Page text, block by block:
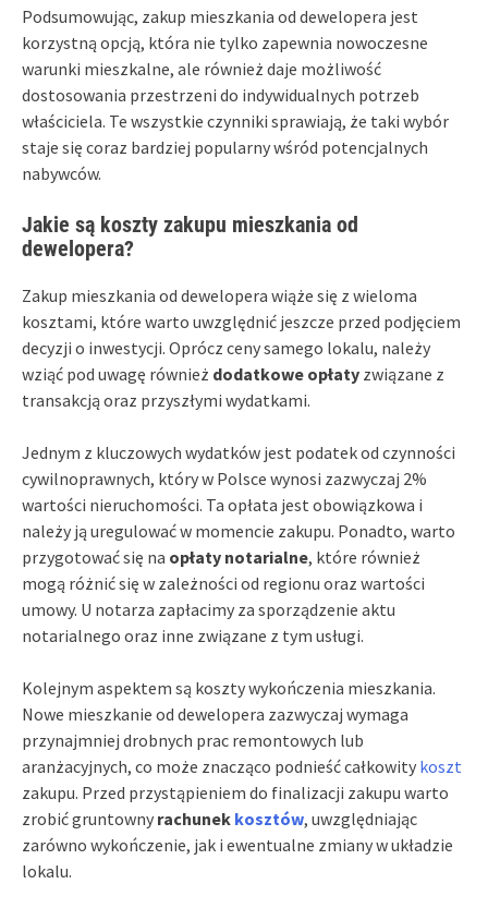
Podsumowując, zakup mieszkania od dewelopera jest
korzystną opcją, która nie tylko zapewnia nowoczesne
warunki mieszkalne, ale również daje możliwość
dostosowania przestrzeni do indywidualnych potrzeb
właściciela. Te wszystkie czynniki sprawiają, że taki wybór
staje się coraz bardziej popularny wśród potencjalnych
nabywców.
Jakie są koszty zakupu mieszkania od
dewelopera?
Zakup mieszkania od dewelopera wiąże się z wieloma
kosztami, które warto uwzględnić jeszcze przed podjęciem
decyzji o inwestycji. Oprócz ceny samego lokalu, należy
wziąć pod uwagę również dodatkowe opłaty związane z
transakcją oraz przyszłymi wydatkami.
Jednym z kluczowych wydatków jest podatek od czynności
cywilnoprawnych, który w Polsce wynosi zazwyczaj 2%
wartości nieruchomości. Ta opłata jest obowiązkowa i
należy ją uregulować w momencie zakupu. Ponadto, warto
przygotować się na opłaty notarialne, które również
mogą różnić się w zależności od regionu oraz wartości
umowy. U notarza zapłacimy za sporządzenie aktu
notarialnego oraz inne związane z tym usługi.
Kolejnym aspektem są koszty wykończenia mieszkania.
Nowe mieszkanie od dewelopera zazwyczaj wymaga
przynajmniej drobnych prac remontowych lub
aranżacyjnych, co może znacząco podnieść całkowity koszt
zakupu. Przed przystąpieniem do finalizacji zakupu warto
zrobić gruntowny rachunek kosztów, uwzględniając
zarówno wykończenie, jak i ewentualne zmiany w układzie
lokalu.